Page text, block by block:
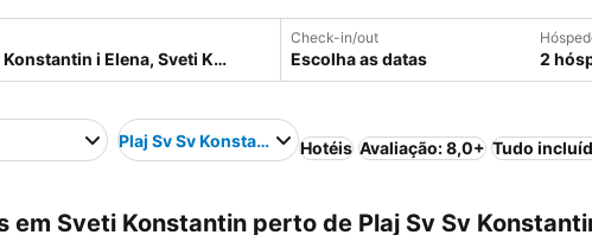
Check-in/out
Escolha as datas 2
Plaj Sv Sv Konstantin i Elena
Hotéis Avaliação: 8,0+ Tudo
em Sveti Konstantin perto de Plaj Sv Sv